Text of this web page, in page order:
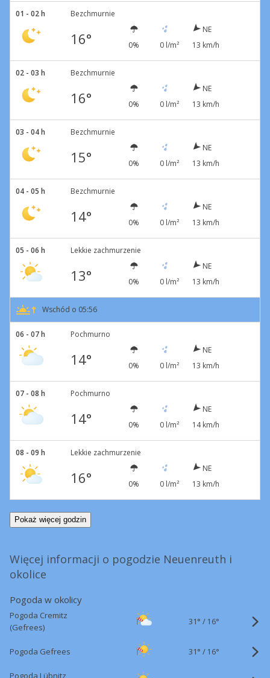
01 - 02 h Bezchmurnie
16° 0% 0 l/m²
NE
13 km/h
02 - 03 h Bezchmurnie
16° 0% 0 l/m²
NE
13 km/h
03 - 04 h Bezchmurnie
15° 0% 0 l/m²
NE
13 km/h
04 - 05 h Bezchmurnie
14° 0% 0 l/m²
NE
13 km/h
05 - 06 h Lekkie zachmurzenie
13° 0% 0 l/m²
NE
13 km/h
Wschód o 05:56
06 - 07 h Pochmurno
14° 0% 0 l/m²
NE
13 km/h
07 - 08 h Pochmurno
14° 0% 0 l/m²
NE
14 km/h
08 - 09 h Lekkie zachmurzenie
16° 0% 0 l/m²
NE
13 km/h
Pokaż więcej godzin
Więcej informacji o pogodzie Neuenreuth i
okolice
Pogoda w okolicy
Pogoda Cremitz
(Gefrees)
31° / 16°
Pogoda Gefrees 31° / 16°
Pogoda Lübnitz